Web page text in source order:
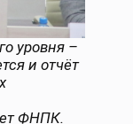
уровня –
и отчёт
ФНПК.